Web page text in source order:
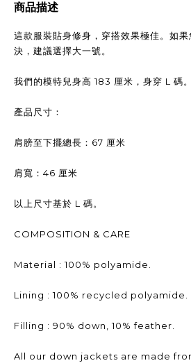
商品描述
這款服裝貼身修身，穿搭效果極佳。如
決，建議選擇大一號。
我們的模特兒身高 183 厘米，身穿 L 碼。
產品尺寸：
肩膀至下擺總長：67 厘米
肩寬：46 厘米
以上尺寸基於 L 碼。
COMPOSITION & CARE
Material : 100% polyamide.
Lining : 100% recycled polyamide.
Filling : 90% down, 10% feather.
All our down jackets are made